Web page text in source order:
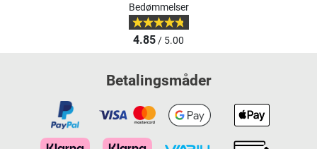
Bedømmelser
4.85/ 5.00
Betalingsmåder